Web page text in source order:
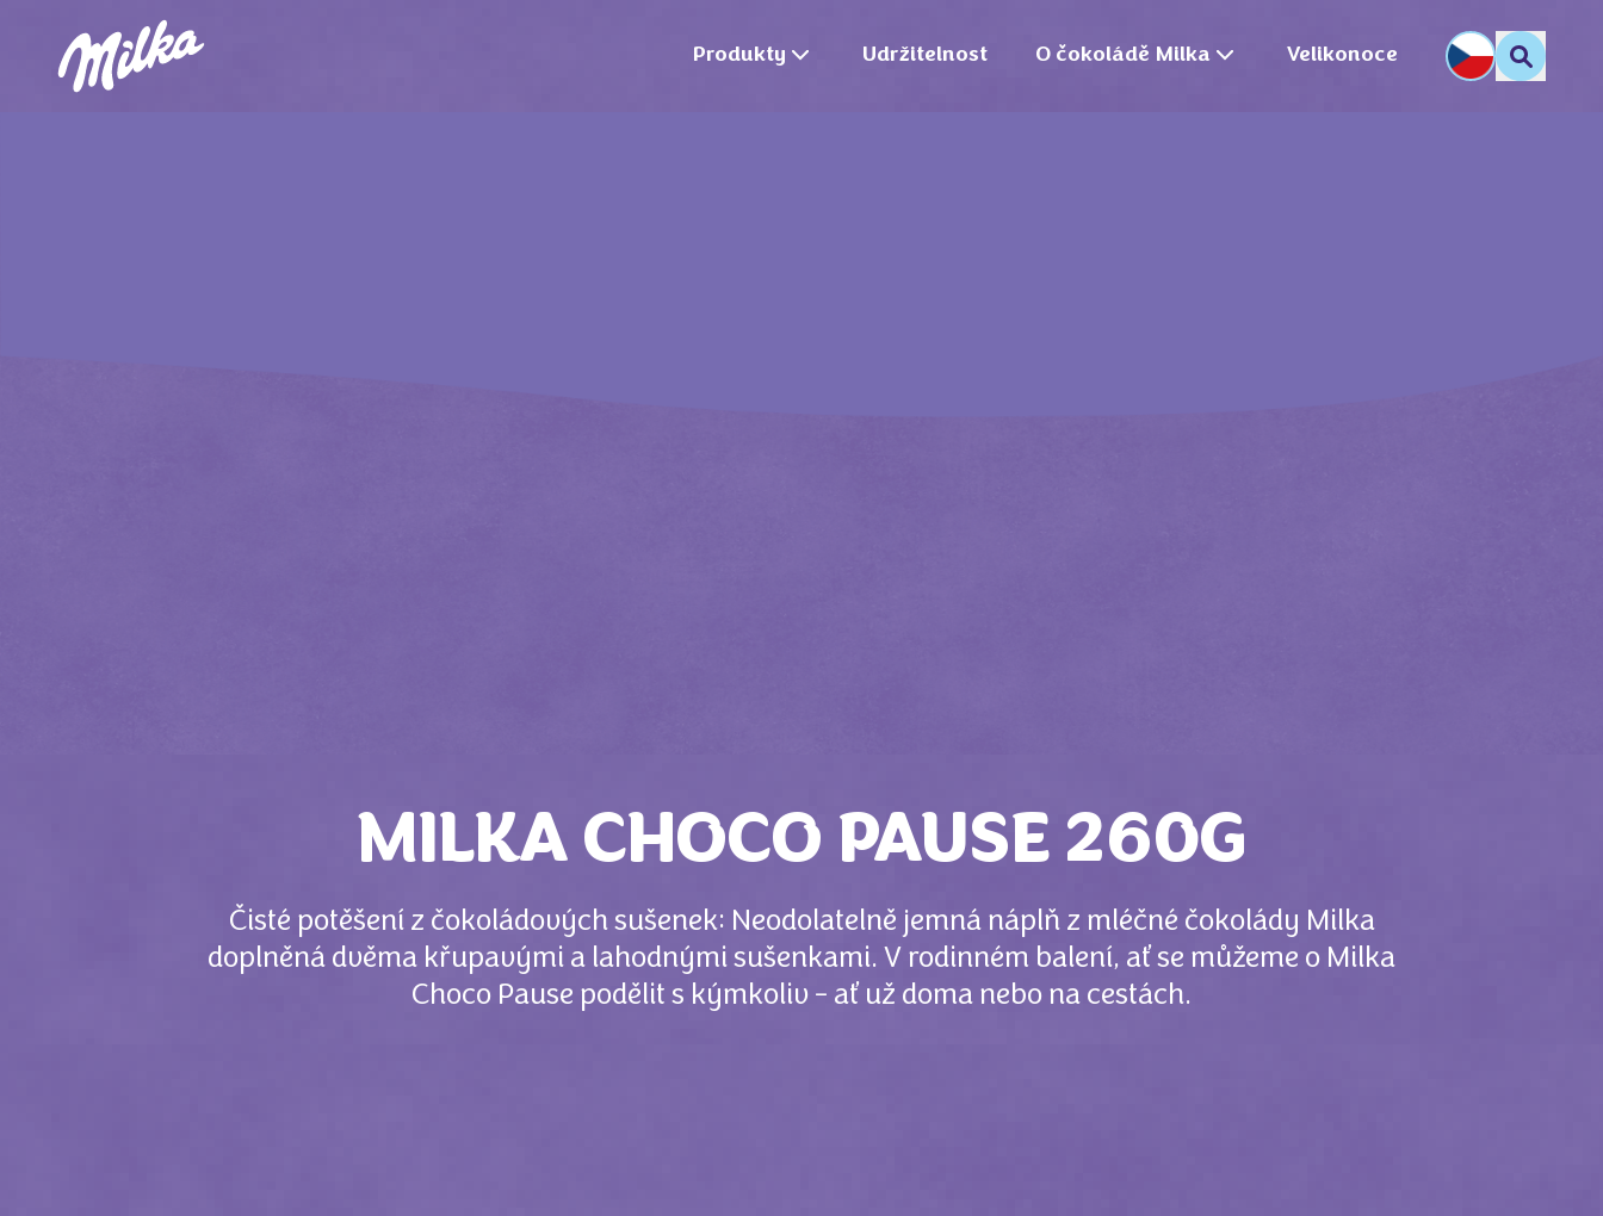
Produkty Udržitelnost O čokoládě Milka Velikonoce
MILKA CHOCO PAUSE 260G
Čisté potěšení z čokoládových sušenek: Neodolatelně jemná náplň z mléčné čokolády Milka
doplněná dvěma křupavými a lahodnými sušenkami. V rodinném balení, ať se můžeme o Milka
Choco Pause podělit s kýmkoliv - ať už doma nebo na cestách.